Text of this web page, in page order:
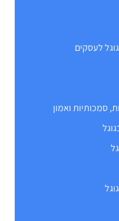
לעסקים
סמכותיות ואמון